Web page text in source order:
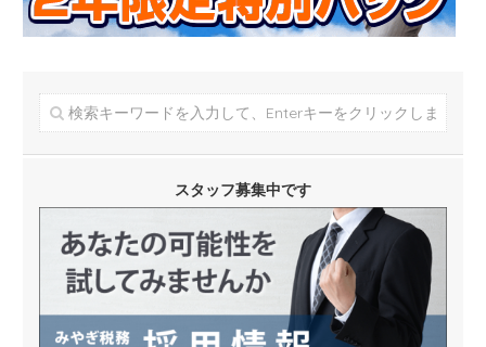
スタッフ募集中です